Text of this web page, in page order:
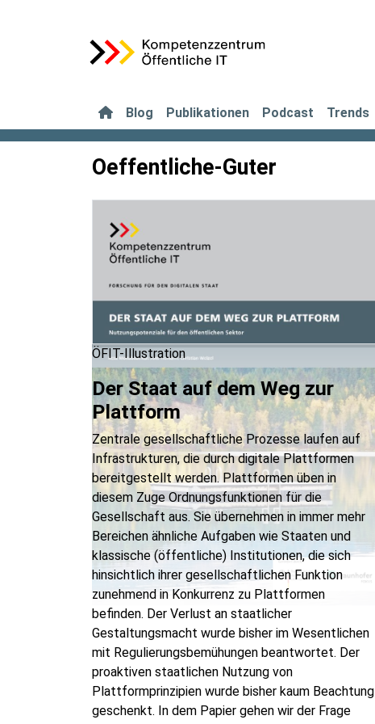
Blog Publikationen Podcast Trends
Oeffentliche-Guter
ÖFIT-Illustration
Der Staat auf dem Weg zur
Plattform
Zentrale gesellschaftliche Prozesse laufen auf
Infrastrukturen, die durch digitale Plattformen
bereitgestellt werden. Plattformen üben in
diesem Zuge Ordnungsfunktionen für die
Gesellschaft aus. Sie übernehmen in immer mehr
Bereichen ähnliche Aufgaben wie Staaten und
klassische (öffentliche) Institutionen, die sich
hinsichtlich ihrer gesellschaftlichen Funktion
zunehmend in Konkurrenz zu Plattformen
befinden. Der Verlust an staatlicher
Gestaltungsmacht wurde bisher im Wesentlichen
mit Regulierungsbemühungen beantwortet. Der
proaktiven staatlichen Nutzung von
Plattformprinzipien wurde bisher kaum Beachtung
geschenkt. In dem Papier gehen wir der Frage